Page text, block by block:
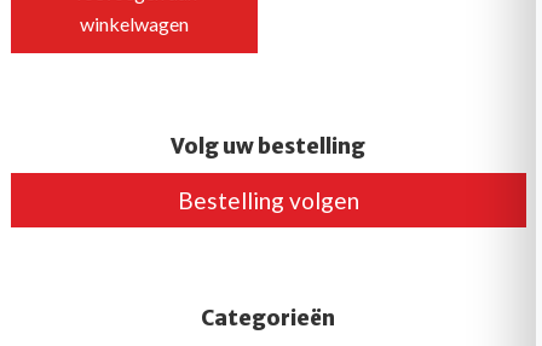
€9.95.€6.95.
winkelwagen
meerdere
variaties.
Deze
gekozen
Volg uw bestelling
Bestelling volgen
Categorieën